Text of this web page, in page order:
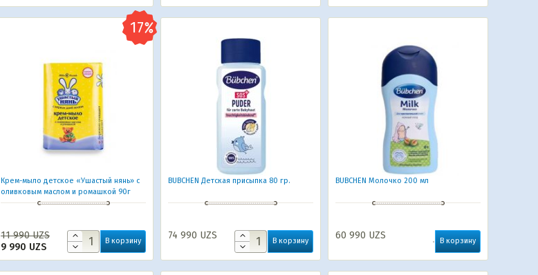
Крем-мыло детское «Ушастый нянь» с
оливковым маслом и ромашкой 90г
11 990UZS
9 990 UZS
В корзину
BUBCHEN Детская присыпка 80 гр.
74 990 UZS В корзину
BUBCHEN Молочко 200 мл
60 990 UZS В корзину